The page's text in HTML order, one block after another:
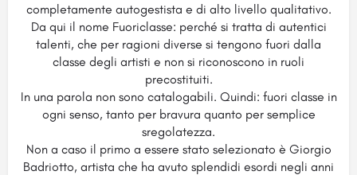
completamente autogestista e di alto livello qualitativo.
Da qui il nome Fuoriclasse: perché si tratta di autentici
talenti, che per ragioni diverse si tengono fuori dalla
classe degli artisti e non si riconoscono in ruoli
precostituiti.
In una parola non sono catalogabili. Quindi: fuori classe in
ogni senso, tanto per bravura quanto per semplice
sregolatezza.
Non a caso il primo a essere stato selezionato è Giorgio
Badriotto, artista che ha avuto splendidi esordi negli anni